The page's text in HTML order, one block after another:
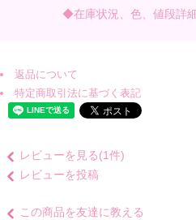
◆在庫状況、色、値段詳
返品について
特定商取引法に基づく表記
レビューを見る(1件)
レビューを投稿
この商品を友達に教える